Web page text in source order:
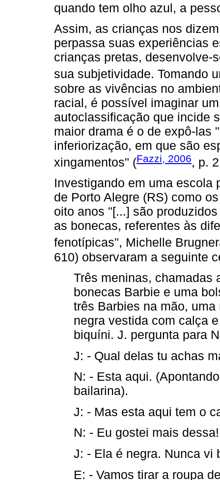
quando tem olho azul, a
Assim, as crianças nos
perpassa suas experiências
crianças pretas, desenvolve-
sua subjetividade. Tomando
sobre as vivências no
racial, é possível imaginar
autoclassificação que incide
maior drama é o de expô-las
inferiorização, em que são
xingamentos" (Fazzi, 2006, p.
Investigando em uma escola
de Porto Alegre (RS) como
oito anos "[...] são
as bonecas, referentes às
fenotípicas", Michelle
610) observaram a seguinte
Três meninas, chamadas
bonecas Barbie e uma
três Barbies na mão,
negra vestida com calça
biquíni. J. pergunta para
J: - Qual delas tu achas
N: - Esta aqui.
bailarina).
J: - Mas esta aqui tem o
N: - Eu gostei mais
J: - Ela é negra. Nunca vi
E: - Vamos tirar a roupa